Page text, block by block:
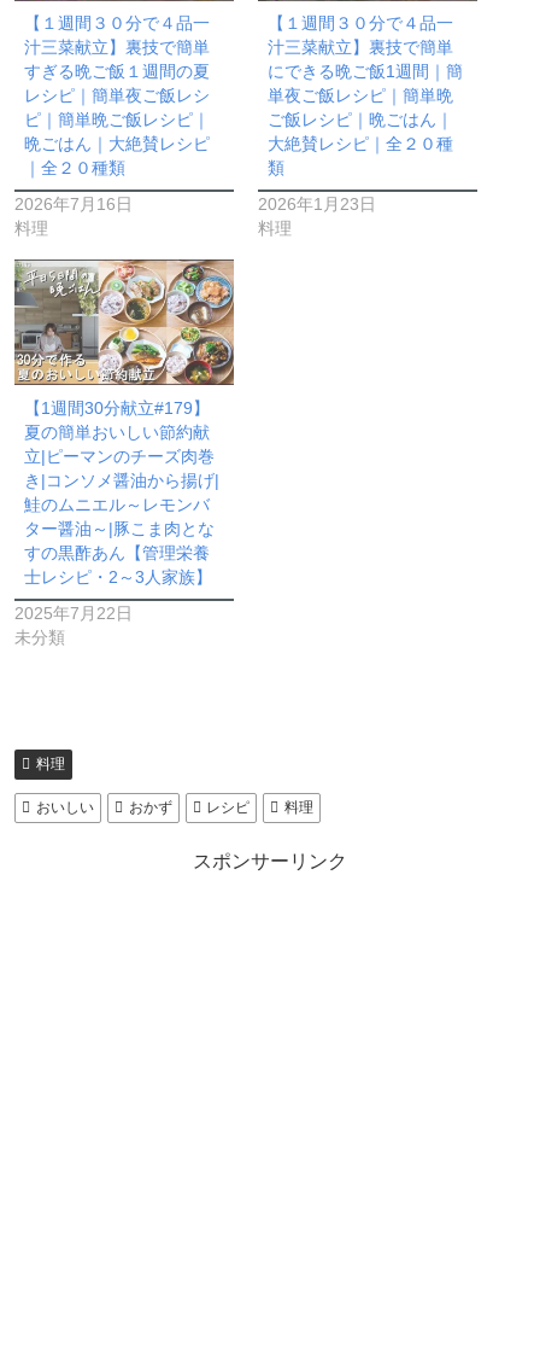
【１週間３０分で４品一
汁三菜献立】裏技で簡単
すぎる晩ご飯１週間の夏
レシピ｜簡単夜ご飯レシ
ピ｜簡単晩ご飯レシピ｜
晩ごはん｜大絶賛レシピ
｜全２０種類
2026年7月16日
料理
【１週間３０分で４品一
汁三菜献立】裏技で簡単
にできる晩ご飯1週間｜簡
単夜ご飯レシピ｜簡単晩
ご飯レシピ｜晩ごはん｜
大絶賛レシピ｜全２０種
類
2026年1月23日
料理
【1週間30分献立#179】
夏の簡単おいしい節約献
立|ピーマンのチーズ肉巻
き|コンソメ醤油から揚げ|
鮭のムニエル～レモンバ
ター醤油～|豚こま肉とな
すの黒酢あん【管理栄養
士レシピ・2～3人家族】
2025年7月22日
未分類
料理
おいしい おかず レシピ 料理
スポンサーリンク